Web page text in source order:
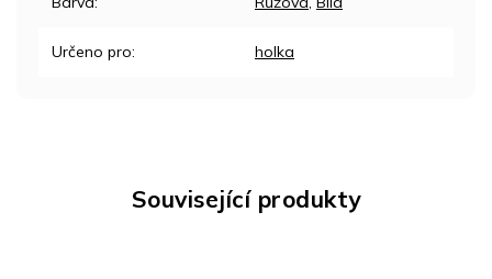
Související produkty
Určeno pro: holka